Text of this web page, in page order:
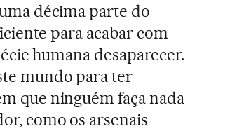
décima parte do
para acabar com
humana desaparecer.
mundo para ter
que ninguém faça nada
como os arsenais